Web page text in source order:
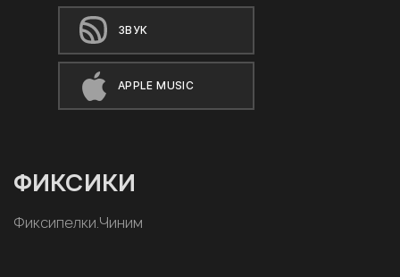
ЗВУК
APPLE MUSIC
ФИКСИКИ
Фиксипелки.Чиним